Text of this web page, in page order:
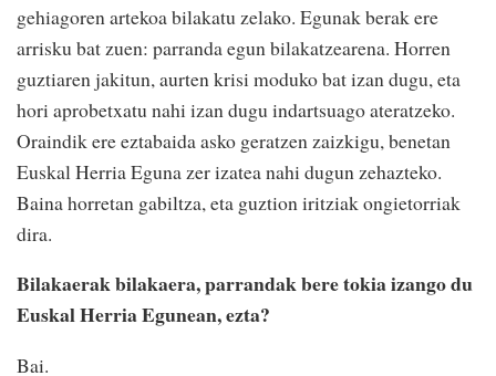
gehiagoren artekoa bilakatu zelako. Egunak berak ere
arrisku bat zuen: parranda egun bilakatzearena. Horren
guztiaren jakitun, aurten krisi moduko bat izan dugu, eta
hori aprobetxatu nahi izan dugu indartsuago ateratzeko.
Oraindik ere eztabaida asko geratzen zaizkigu, benetan
Euskal Herria Eguna zer izatea nahi dugun zehazteko.
Baina horretan gabiltza, eta guztion iritziak ongietorriak
dira.
Bilakaerak bilakaera, parrandak bere tokia izango du
Euskal Herria Egunean, ezta?
Bai.